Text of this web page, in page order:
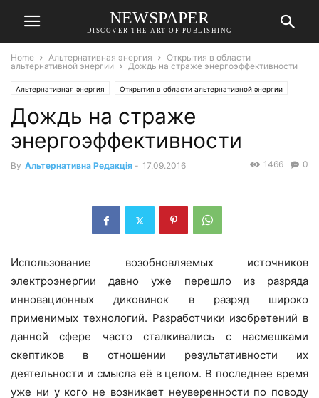
NEWSPAPER
DISCOVER THE ART OF PUBLISHING
Home Альтернативная энергия
Открытия в области
альтернативной энергии
Дождь на страже энергоэффективности
Альтернативная энергия Открытия в области альтернативной энергии
Дождь на страже
энергоэффективности
By Альтернативна Редакція - 17.09.2016 0
1466
Использование возобновляемых источников
электроэнергии давно уже перешло из разряда
инновационных диковинок в разряд широко
применимых технологий. Разработчики изобретений в
данной сфере часто сталкивались с насмешками
скептиков в отношении результативности их
деятельности и смысла её в целом. В последнее время
уже ни у кого не возникает неуверенности по поводу